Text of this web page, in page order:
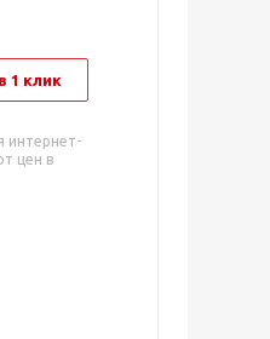
1 клик
интернет-
цен в